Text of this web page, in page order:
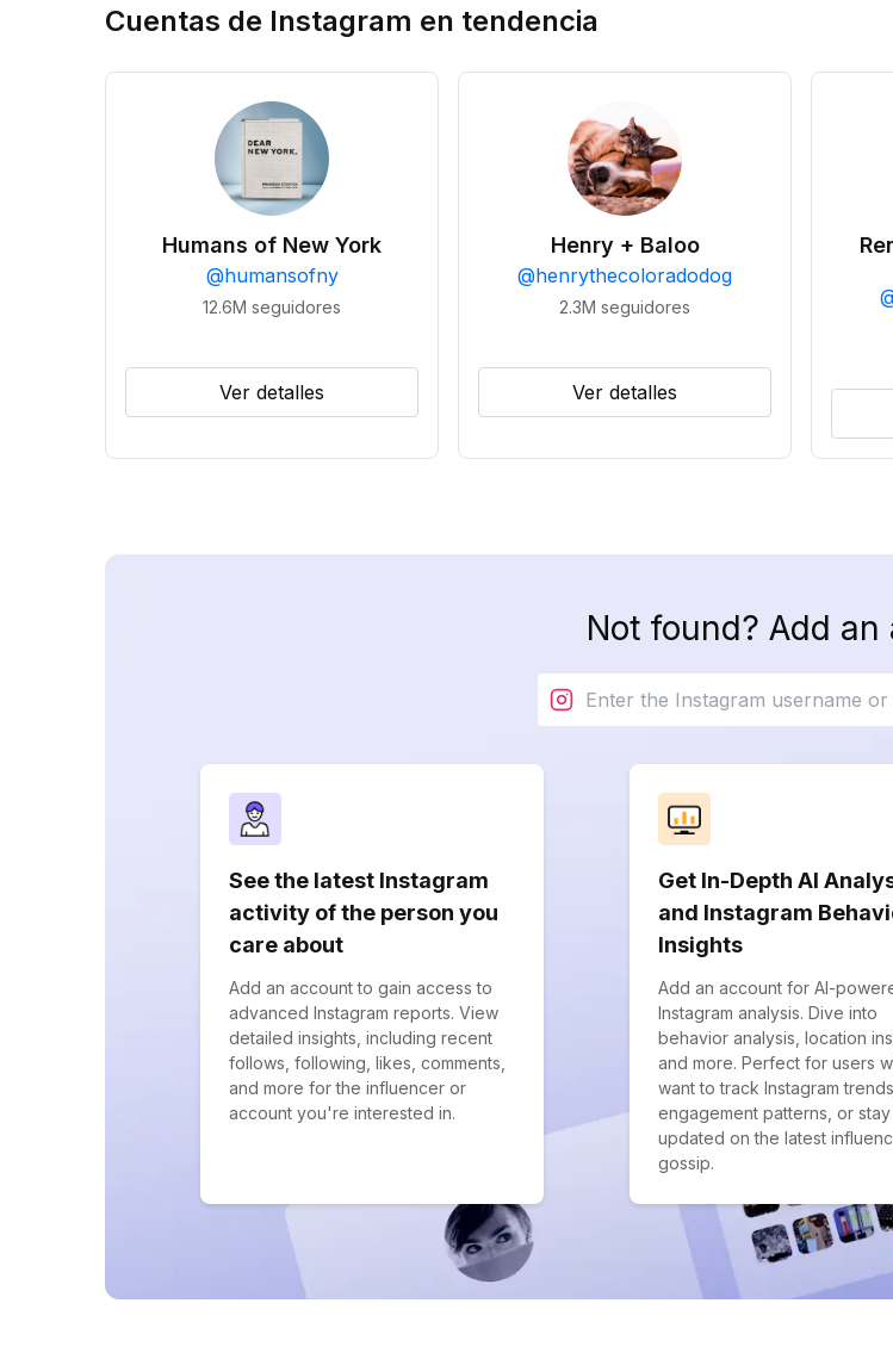
Cuentas de Instagram en tendencia
Humans of New York
@humansofny
12.6M seguidores
Ver detalles
Henry + Baloo
@henrythecoloradodog
2.3M seguidores
Ver detalles
Not found? Add
See the latest Instagram
activity of the person you
care about
Add an account to gain access to
advanced Instagram reports. View
detailed insights, including recent
follows, following, likes, comments,
and more for the influencer or
account you're interested in.
Get In-Depth AI
and Instagram
Insights
Add an account for AI-
Instagram analysis. Dive into
behavior analysis, location
and more. Perfect for users
want to track Instagram trends,
engagement patterns, or stay
updated on the latest
gossip.